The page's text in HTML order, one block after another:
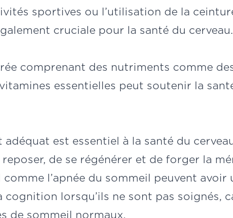
sportives ou l’utilisation de la
cruciale pour la santé du cerveau.
comprenant des nutriments comme
essentielles peut soutenir la
est essentiel à la santé du
de se régénérer et de forger la
l’apnée du sommeil peuvent avoir
lorsqu’ils ne sont pas soignés,
de sommeil normaux.